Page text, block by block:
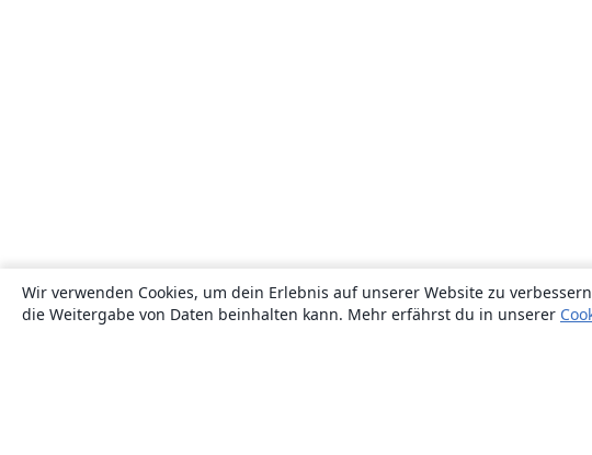
Wir verwenden Cookies, um dein Erlebnis auf unserer Website zu
die Weitergabe von Daten beinhalten kann. Mehr erfährst du in unserer